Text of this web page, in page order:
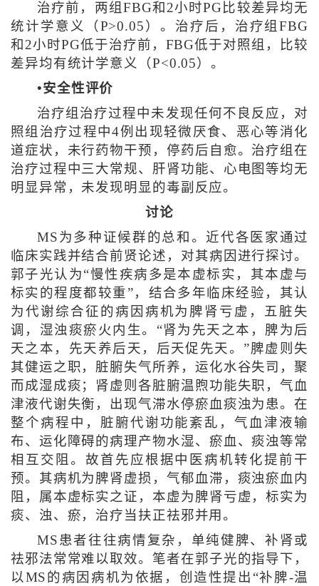
治疗前，两组FBG和2小时PG比较差异均无
统计学意义（P>0.05）。治疗后，治疗组FBG
和2小时PG低于治疗前，FBG低于对照组，比较
差异均有统计学意义（P<0.05）。
•安全性评价
治疗组治疗过程中未发现任何不良反应，对
照组治疗过程中4例出现轻微厌食、恶心等消化
道症状，未行药物干预，停药后自愈。治疗组在
治疗过程中三大常规、肝肾功能、心电图等均无
明显异常，未发现明显的毒副反应。
讨论
MS为多种证候群的总和。近代各医家通过
临床实践并结合前贤论述，对其病因进行探讨。
郭子光认为“慢性疾病多是本虚标实，其本虚与
标实的程度都较重”，结合多年临床经验，其认
为代谢综合征的病因病机为脾肾亏虚，五脏失
调，湿浊痰瘀火内生。“肾为先天之本，脾为后
天之本，先天养后天，后天促先天。”脾虚则失
其健运之职，脏腑失气所养，运化水谷失司，聚
而成湿成痰；肾虚则各脏腑温煦功能失职，气血
津液代谢失衡，出现气滞水停瘀血痰浊为患。在
整个病程中，脏腑代谢功能紊乱，气血津液输
布、运化障碍的病理产物水湿、瘀血、痰浊等常
相互交阻。故首先应根据中医病机转化提前干
预。其病机为脾肾虚损，气郁血滞，痰浊瘀血内
阻，属本虚标实之证，本虚为脾肾亏虚，标实为
痰、浊、瘀，治疗当扶正祛邪并用。
MS患者往往病情复杂，单纯健脾、补肾或
祛邪法常常难以取效。笔者在郭子光的指导下，
以MS的病因病机为依据，创造性提出“补脾-温